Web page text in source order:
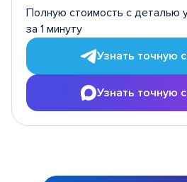
Полную стоимость с деталью
за 1 минуту
Узнать точную
Узнать точную